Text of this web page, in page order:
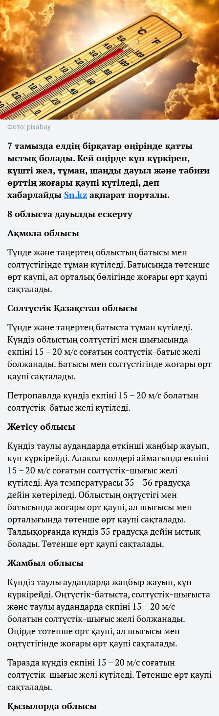
Фото: pixabay
7 тамызда елдің бірқатар өңірінде қатты
ыстық болады. Кей өңірде күн күркіреп,
күшті жел, тұман, шаңды дауыл және табиғи
өрттің жоғары қаупі күтіледі, деп
хабарлайды Sn.kz ақпарат порталы.
8 облыста дауылды ескерту
Ақмола облысы
Түнде және таңертең облыстың батысы мен
солтүстігінде тұман күтіледі. Батысында төтенше
өрт қаупі, ал орталық бөлігінде жоғары өрт қаупі
сақталады.
Солтүстік Қазақстан облысы
Түнде және таңертең батыста тұман күтіледі.
Күндіз облыстың солтүстігі мен шығысында
екпіні 15 – 20 м/с соғатын солтүстік-батыс желі
болжанады. Батысы мен солтүстігінде жоғары өрт
қаупі сақталады.
Петропавлда күндіз екпіні 15 – 20 м/с болатын
солтүстік-батыс желі күтіледі.
Жетісу облысы
Күндіз таулы аудандарда өткінші жаңбыр жауып,
күн күркірейді. Алакөл көлдері аймағында екпіні
15 – 20 м/с соғатын солтүстік-шығыс желі
күтіледі. Ауа температурасы 35 – 36 градусқа
дейін көтеріледі. Облыстың оңтүстігі мен
батысында жоғары өрт қаупі, ал шығысы мен
орталығында төтенше өрт қаупі сақталады.
Талдықорғанда күндіз 35 градусқа дейін ыстық
болады. Төтенше өрт қаупі сақталады.
Жамбыл облысы
Күндіз таулы аудандарда жаңбыр жауып, күн
күркірейді. Оңтүстік-батыста, солтүстік-шығыста
және таулы аудандарда екпіні 15 – 20 м/с
болатын солтүстік-шығыс желі болжанады.
Өңірде төтенше өрт қаупі, ал шығысы мен
оңтүстігінде жоғары өрт қаупі сақталады.
Таразда күндіз екпіні 15 – 20 м/с соғатын
солтүстік-шығыс желі күтіледі. Төтенше өрт қаупі
сақталады.
Қызылорда облысы